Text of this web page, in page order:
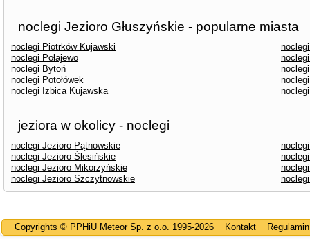
noclegi Jezioro Głuszyńskie - popularne miasta
noclegi Piotrków Kujawski
noclegi Połajewo
noclegi Bytoń
noclegi Potołówek
noclegi Izbica Kujawska
jeziora w okolicy - noclegi
noclegi Jezioro Pątnowskie
noclegi Jezioro Ślesińskie
noclegi Jezioro Mikorzyńskie
noclegi Jezioro Szczytnowskie
Copyrights © PPHiU Meteor Sp. z o.o. 1995-2026 Kontakt Regulamin